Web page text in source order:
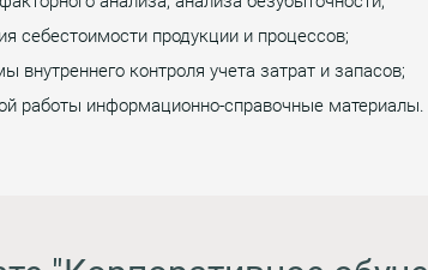
себестоимости продукции и процессов;
контроля учета затрат и запасов;
работы информационно-справочные материалы.